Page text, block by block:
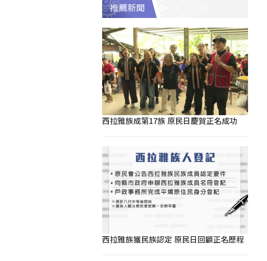
推薦新聞
西拉雅族成第17族 原民日慶賀正名成功
西拉雅族獲民族認定 原民日回顧正名歷程